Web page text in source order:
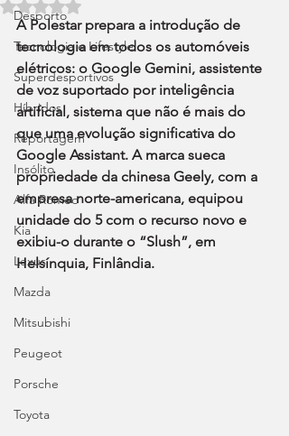
Desporto
Tecnologia e Lifestyle
Superdesportivos
Híbridos
Reportagem
Insólito
Alfa Romeo
Kia
Lexus
Mazda
Mitsubishi
Peugeot
Porsche
Toyota
Avaliado com NaN de 5 estrelas.
A Polestar prepara a introdução de
tecnologia em todos os automóveis
elétricos: o Google Gemini, assistente
de voz suportado por inteligência
artificial, sistema que não é mais do
que uma evolução significativa do
Google Assistant. A marca sueca
propriedade da chinesa Geely, com a
empresa norte-americana, equipou
unidade do 5 com o recurso novo e
exibiu-o durante o “Slush”, em
Helsínquia, Finlândia.